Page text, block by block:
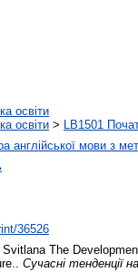
освіти
освіти > LB1501
англійської мови з
36526
SvitlanaThe
Сучасні тенденції